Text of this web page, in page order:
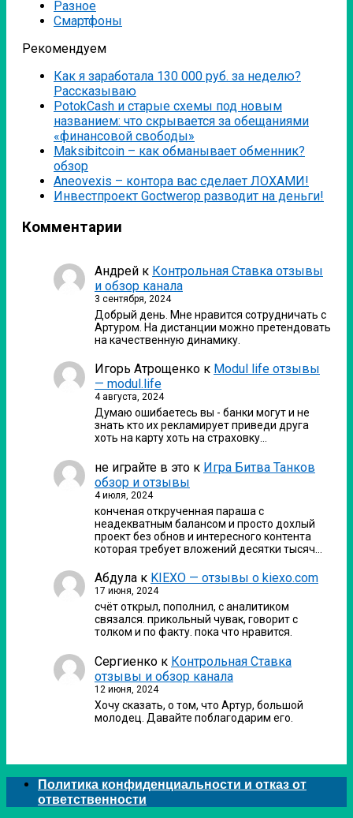
Разное
Смартфоны
Рекомендуем
Как я заработала 130 000 руб. за неделю?
Рассказываю
PotokCash и старые схемы под новым
названием: что скрывается за обещаниями
«финансовой свободы»
Мaksibitcoin – как обманывает обменник?
обзор
Аneovexis – контора вас сделает ЛОХАМИ!
Инвестпроект Goctwerop разводит на деньги!
Комментарии
Андрей к Контрольная Ставка отзывы
и обзор канала
3 сентября, 2024
Добрый день. Мне нравится сотрудничать с
Артуром. На дистанции можно претендовать
на качественную динамику.
Игорь Атрощенко к Modul life отзывы
— modul.life
4 августа, 2024
Думаю ошибаетесь вы - банки могут и не
знать кто их рекламирует приведи друга
хоть на карту хоть на страховку…
не играйте в это к Игра Битва Танков
обзор и отзывы
4 июля, 2024
конченая открученная параша с
неадекватным балансом и просто дохлый
проект без обнов и интересного контента
которая требует вложений десятки тысяч…
Абдула к KIEXO — отзывы о kiexo.com
17 июня, 2024
счёт открыл, пополнил, с аналитиком
связался. прикольный чувак, говорит с
толком и по факту. пока что нравится.
Сергиенко к Контрольная Ставка
отзывы и обзор канала
12 июня, 2024
Хочу сказать, о том, что Артур, большой
молодец. Давайте поблагодарим его.
Политика конфиденциальности и отказ от
ответственности